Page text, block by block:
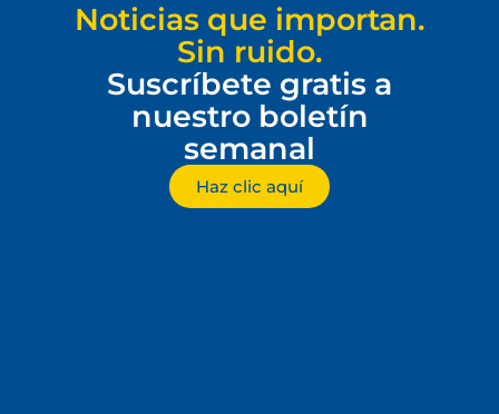
Noticias que importan.
Sin ruido.
Suscríbete gratis a
nuestro boletín
semanal
Haz clic aquí